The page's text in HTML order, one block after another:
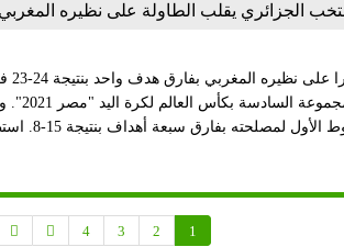
الجزائري يقلب الطاولة على نظيره
حقق
جمعتهما
للمنتخب المغربي
1
2
3
4